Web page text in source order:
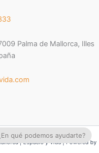
Palma de Mallorca, Illes
| Espacio y Vida | Powered by
qué podemos ayudarte?